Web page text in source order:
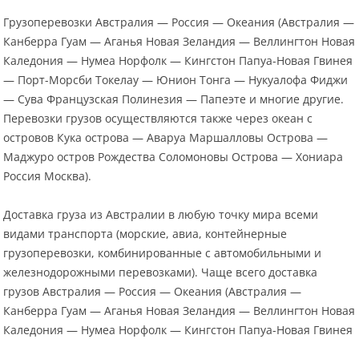
Грузоперевозки Австралия — Россия — Океания (Австралия —
Канберра Гуам — Аганья Новая Зеландия — Веллингтон Новая
Каледония — Нумеа Норфолк — Кингстон Папуа-Новая Гвинея
— Порт-Морсби Токелау — Юнион Тонга — Нукуалофа Фиджи
— Сува Французская Полинезия — Папеэте и многие другие.
Перевозки грузов осуществляются также через океан с
островов Кука острова — Аваруа Маршалловы Острова —
Маджуро остров Рождества Соломоновы Острова — Хониара
Россия Москва).
Доставка груза из Австралии в любую точку мира всеми
видами транспорта (морские, авиа, контейнерные
грузоперевозки, комбинированные с автомобильными и
железнодорожными перевозками). Чаще всего доставка
грузов Австралия — Россия — Океания (Австралия —
Канберра Гуам — Аганья Новая Зеландия — Веллингтон Новая
Каледония — Нумеа Норфолк — Кингстон Папуа-Новая Гвинея